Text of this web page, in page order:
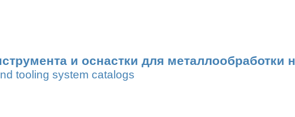
и оснастки для металлообработки
tooling system catalogs